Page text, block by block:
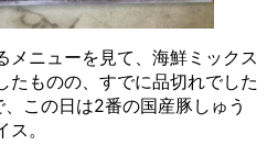
メニューを見て、海鮮ミックス
たものの、すでに品切れでした
この日は2番の国産豚しゅう
。